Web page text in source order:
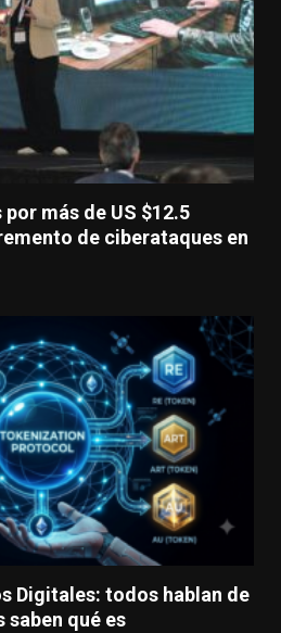
más de US $12.5
de ciberataques en
Digitales: todos hablan de
qué es